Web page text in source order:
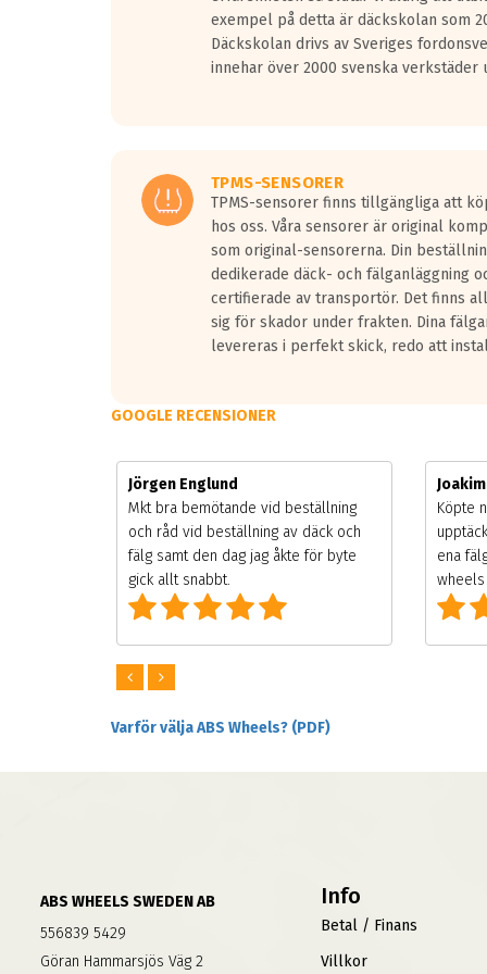
Vid körning i över 50km/h brukar
På däckmärkningen kommer det finnas en
medans de vita vågorna påvisar om det är ett tyst
Ett däck med tre svarta vågor uppnår de
exempel på detta är däckskolan som
Däckskolan drivs av Sveriges
innehar över 2000 svenska verkstäder
TPMS-SENSORER
TPMS-sensorer finns tillgängliga att
hos oss. Våra sensorer är original
som original-sensorerna. Din
dedikerade däck- och fälganläggning
certifierade av transportör. Det finns
sig för skador under frakten. Dina
levereras i perfekt skick, redo att
GOOGLE RECENSIONER
Jörgen Englund
Mkt bra bemötande vid beställning
och råd vid beställning av däck och
fälg samt den dag jag åkte för byte
gick allt snabbt.
Köpte
ena
Varför välja ABS Wheels? (PDF)
ABS WHEELS SWEDEN AB
556839 5429
Göran Hammarsjös Väg 2
Info
Betal / Finans
Villkor